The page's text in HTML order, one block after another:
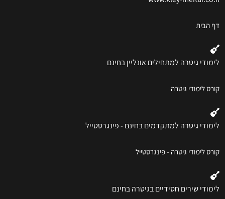
דף הבית
לימודי גיטרה למתחילים אונליין בחינם
קורס לימודי גיטרה
לימודי גיטרה למתקדמים בחינם - פינגרסטייל
קורס לימודי גיטרה - פינגרסטייל
לימודי שירים חסידיים בגיטרה בחינם